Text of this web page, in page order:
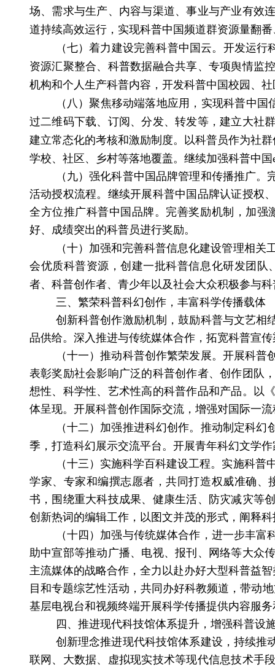
场、需求与生产、内容与渠道、事业与产业有效
道持续高效运行 ，实现科普中国频道群资源量翻
（七）着力建设完善科普中国云。 开发运行
资源汇聚整合、科普数据融合共享、专项舆情监
机构和个人生产科普内容，开发科普中国校园、
（八）聚焦移动端落地应用，实现科普中国
过二维码下载、订阅、分发、转发等，建立大社
建立常态化的考核和激励制度。 以科普员作为社
学校、社区、乡村等落地覆盖。 继续加强科普中国
（九）强化科普中国品牌管理和传播推广。
活动授权流程。 继续开展科普中国品牌认证授权
全方位推广科普中国品牌。完善奖励机制，加
好、成绩突出的科普员进行奖励。
（十）加强和完善科普信息化建设管理相关
会优质科普资源，创建一批科普信息化研发团
者、科普创作者、青少年以及社会大众积极参与
三、繁荣科普科幻创作，丰富科学传播载体
创新科普创作激励机制，鼓励科普与文艺相
品供给。深入推进与传统媒体合作，拓宽科普宣
（十一）推动科普创作繁荣发展。 开展科普
表彰奖励社会影响广泛的科普创作者、创作团队
想性、科学性、艺术性高的科普作品和产品。以
体呈现。开展科普创作国际交流，增强对国际一
（十二）加强推进科幻创作。 推动制定科幻
季，打造科幻展示交流平台。开展青年科幻文学
（十三）实施科学百科建设工程。 实施科普
学家、专家和编撰志愿者，共同打造权威准确
书，围绕重大科技成果、健康生活、防灾减灾等
创新热词的编辑工作，以图文并茂的形式，阐释
（十四）加强与传统媒体合作，进一步丰富
助中宣部等推动广播、电视、报刊、网络等大众
主流媒体的战略合作，全力以赴办好大型科普益
目和专题综艺性活动，共同办好科教频道，带动
基层电视台和视频终端开展科学传播提供内容服
四、推进现代科技馆体系提升，增强科普设
创新理念推进现代科技馆体系建设，持续推
联网、大数据、虚拟现实技术等现代信息技术手